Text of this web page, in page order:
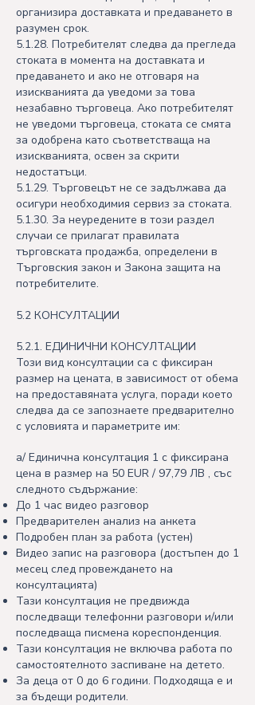
организира доставката и предаването в
разумен срок.
5.1.28. Потребителят следва да прегледа
стоката в момента на доставката и
предаването и ако не отговаря на
изискванията да уведоми за това
незабавно търговеца. Ако потребителят
не уведоми търговеца, стоката се смята
за одобрена като съответстваща на
изискванията, освен за скрити
недостатъци.
5.1.29. Търговецът не се задължава да
осигури необходимия сервиз за стоката.
5.1.30. За неуредените в този раздел
случаи се прилагат правилата
търговската продажба, определени в
Търговския закон и Закона защита на
потребителите.
5.2 КОНСУЛТАЦИИ
5.2.1. ЕДИНИЧНИ КОНСУЛТАЦИИ
Този вид консултации са с фиксиран
размер на цената, в зависимост от обема
на предоставяната услуга, поради което
следва да се запознаете предварително
с условията и параметрите им:
а/ Единична консултация 1 с фиксирана
цена в размер на 50 EUR / 97,79 ЛВ , със
следното съдържание:
До 1 час видео разговор
Предварителен анализ на анкета
Подробен план за работа (устен)
Видео запис на разговора (достъпен до 1
месец след провеждането на
консултацията)
Тази консултация не предвижда
последващи телефонни разговори и/или
последваща писмена кореспонденция.
Тази консултация не включва работа по
самостоятелното заспиване на детето.
За деца от 0 до 6 години. Подходяща е и
за бъдещи родители.